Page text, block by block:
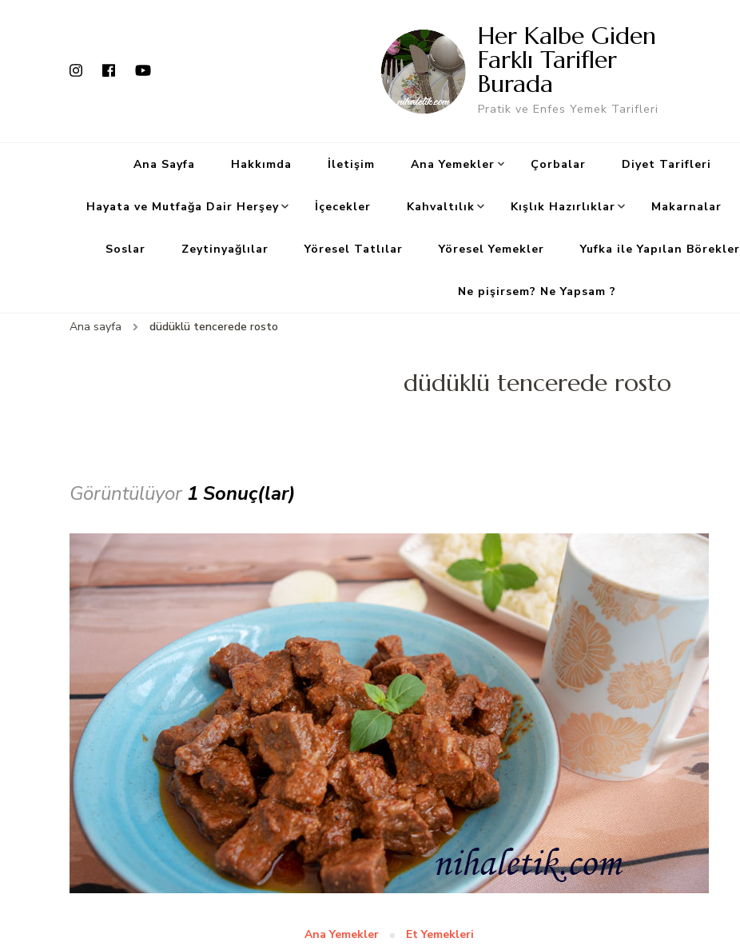
Her Kalbe Giden
Farklı Tarifler
Burada
Pratik ve Enfes Yemek Tarifleri
Ana Sayfa Hakkımda İletişim Ana Yemekler Çorbalar Diyet Tarifleri
Hayata ve Mutfağa Dair Herşey İçecekler Kahvaltılık Kışlık Hazırlıklar Makarnalar
Soslar Zeytinyağlılar Yöresel Tatlılar Yöresel Yemekler Yufka ile Yapılan Börekler
Ne pişirsem? Ne Yapsam ?
Ana sayfa düdüklü tencerede rosto
düdüklü tencerede rosto
Görüntülüyor 1 Sonuç(lar)
Ana Yemekler Et Yemekleri